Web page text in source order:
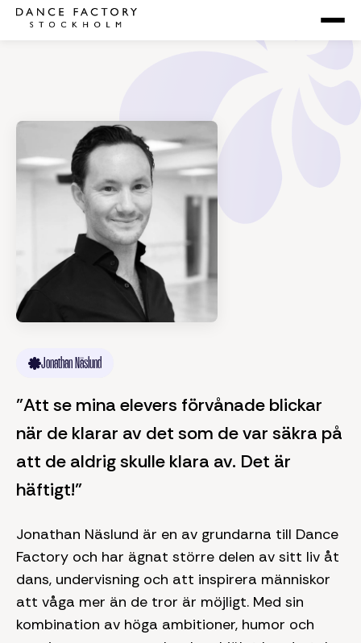
Jonathan Näslund
"Att se mina elevers förvånade blickar
när de klarar av det som de var säkra på
att de aldrig skulle klara av. Det är
häftigt!"
Jonathan Näslund är en av grundarna till Dance
Factory och har ägnat större delen av sitt liv åt
dans, undervisning och att inspirera människor
att våga mer än de tror är möjligt. Med sin
kombination av höga ambitioner, humor och